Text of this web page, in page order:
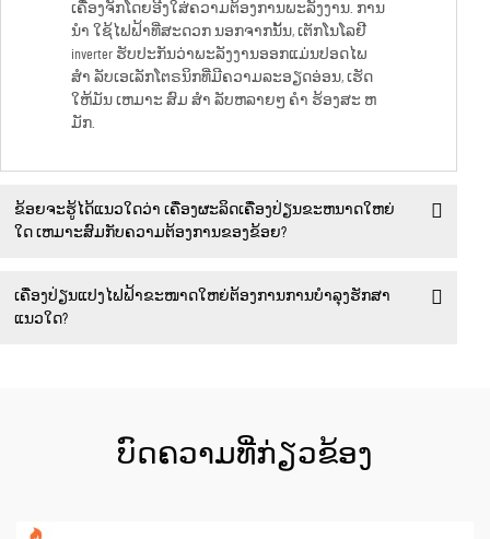
ເຄື່ອງຈັກໂດຍອີງໃສ່ຄວາມຕ້ອງການພະລັງງານ. ການ
ນໍາ ໃຊ້ໄຟຟ້າທີ່ສະດວກ ນອກຈາກນັ້ນ, ເຕັກໂນໂລຢີ
inverter ຮັບປະກັນວ່າພະລັງງານອອກແມ່ນປອດໄພ
ສໍາ ລັບເອເລັກໂຕຣນິກທີ່ມີຄວາມລະອຽດອ່ອນ, ເຮັດ
ໃຫ້ມັນ ເຫມາະ ສົມ ສໍາ ລັບຫລາຍໆ ຄໍາ ຮ້ອງສະ ຫ
ມັກ.
ຂ້ອຍຈະຮູ້ໄດ້ແນວໃດວ່າ ເຄື່ອງຜະລິດເຄື່ອງປ່ຽນຂະຫນາດໃຫຍ່
ໃດ ເຫມາະສົມກັບຄວາມຕ້ອງການຂອງຂ້ອຍ?
ເຄື່ອງປ່ຽນແປງໄຟຟ້າຂະໜາດໃຫຍ່ຕ້ອງການການບໍາລຸງຮັກສາ
ແນວໃດ?
ບົດຄວາມທີ່ກ່ຽວຂ້ອງ